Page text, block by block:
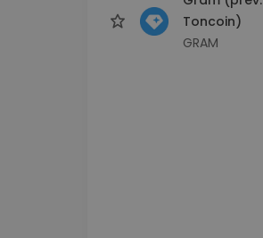
Toncoin)
GRAM